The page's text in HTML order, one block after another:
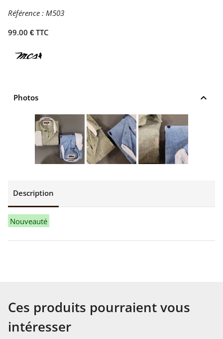
Référence : M503
99.00 € TTC
Photos keyboard_arrow_up
Description
Nouveauté
Ces produits pourraient vous
intéresser